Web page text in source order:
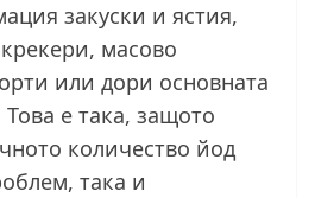
закуски и ястия,
масово
или дори основната
Това е така, защото
количество йод
така и